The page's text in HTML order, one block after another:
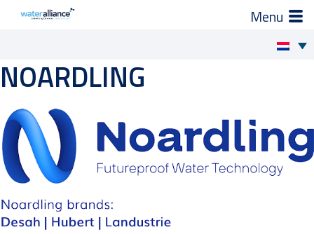
×
Zo helpen wij je
Projecten en progamma’s
Expertgroepen
Brancheorganisatie
Skip
to
content
NOARDLING